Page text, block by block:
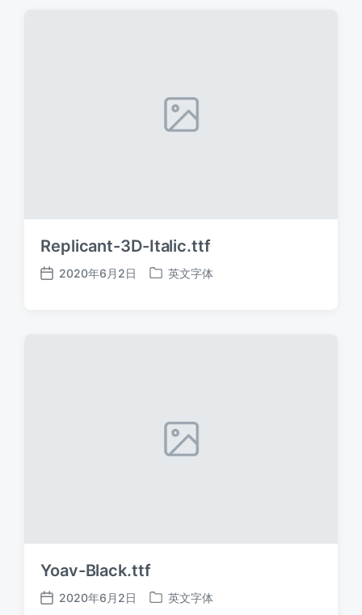
Replicant-3D-Italic.ttf
发
2020年6月2日
发
英文字体
Yoav-Black.ttf
发
2020年6月2日
发
英文字体